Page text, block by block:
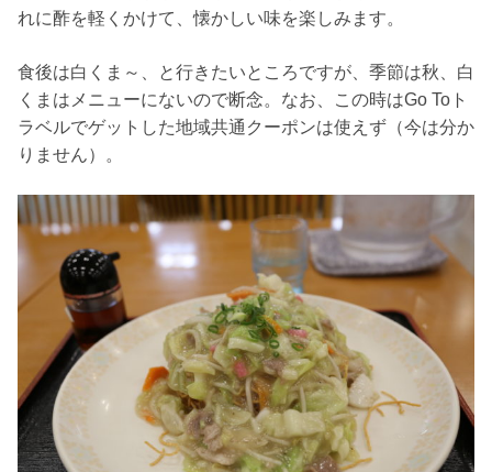
れに酢を軽くかけて、懐かしい味を楽しみます。
食後は白くま～、と行きたいところですが、季節は秋、白
くまはメニューにないので断念。なお、この時はGo Toト
ラベルでゲットした地域共通クーポンは使えず（今は分か
りません）。